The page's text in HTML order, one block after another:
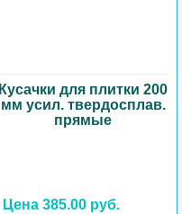
Кусачки для плитки 200
мм усил. твердосплав.
прямые
Цена 385.00 руб.